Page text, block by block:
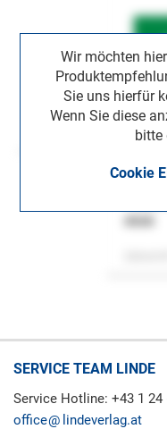
Wir möchten
Sie uns hierfür
Wenn Sie diese
bitte
Cookie
SERVICE TEAM LINDE
Service Hotline: +43 1 24
office
lindeverlag.at